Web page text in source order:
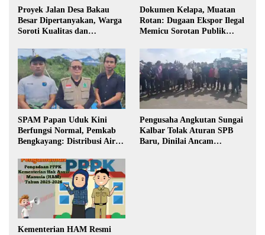
Proyek Jalan Desa Bakau
Besar Dipertanyakan, Warga
Soroti Kualitas dan
Pembangunan
Dokumen Kelapa, Muatan
Rotan: Dugaan Ekspor Ilegal
Memicu Sorotan Publik
SPAM Papan Uduk Kini
Berfungsi Normal, Pemkab
Bengkayang: Distribusi Air
Warga
Pengusaha Angkutan Sungai
Kalbar Tolak Aturan SPB
Baru, Dinilai Ancam
Kementerian HAM Resmi